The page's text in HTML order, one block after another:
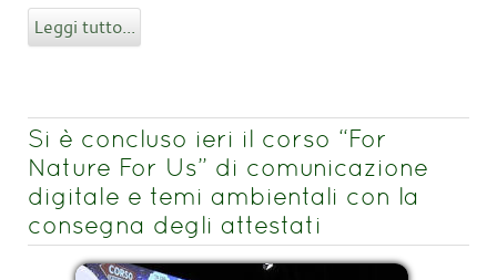
Leggi tutto...
Si è concluso ieri il corso “For
Nature For Us” di comunicazione
digitale e temi ambientali con la
consegna degli attestati